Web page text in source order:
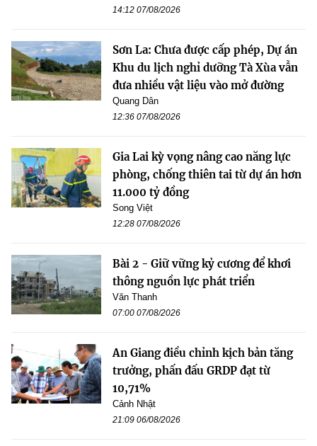
14:12 07/08/2026
Sơn La: Chưa được cấp phép, Dự án
Khu du lịch nghỉ dưỡng Tà Xùa vẫn
đưa nhiều vật liệu vào mở đường
Quang Dân
12:36 07/08/2026
Gia Lai kỳ vọng nâng cao năng lực
phòng, chống thiên tai từ dự án hơn
11.000 tỷ đồng
Song Việt
12:28 07/08/2026
Bài 2 - Giữ vững kỷ cương để khơi
thông nguồn lực phát triển
Văn Thanh
07:00 07/08/2026
An Giang điều chỉnh kịch bản tăng
trưởng, phấn đấu GRDP đạt từ
10,71%
Cảnh Nhật
21:09 06/08/2026